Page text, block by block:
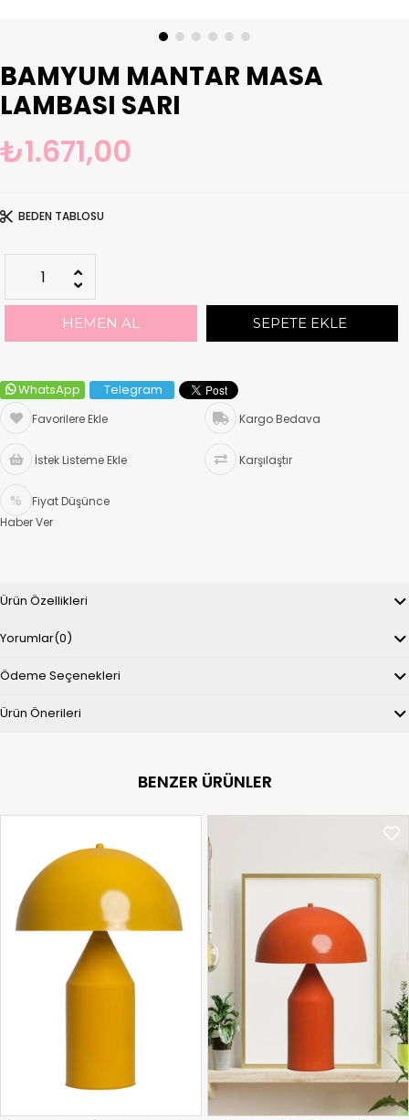
BAMYUM MANTAR MASA
LAMBASI SARI
₺1.671,00
BEDEN TABLOSU
WhatsApp Telegram
Favorilere Ekle Kargo Bedava
İstek Listeme Ekle Karşılaştır
Fiyat Düşünce
Haber Ver
Ürün Özellikleri
Yorumlar(0)
Ödeme Seçenekleri
Ürün Önerileri
BENZER ÜRÜNLER